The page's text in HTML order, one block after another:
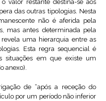
valor restante destina-se aos
das outras tipologias. Nesta
não é aferida pela
mas antes determinada pela
uma hierarquia entre as
Esta regra sequencial é
situações em que existe um
anexo).
de “após a receção do
por um período não inferior